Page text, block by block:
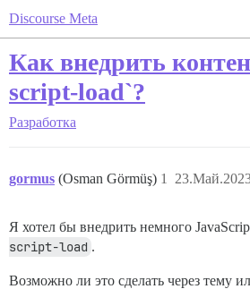
Discourse Meta
Как внедрить
script-load`?
Разработка
gormus (Osman Görmüş) 1
Я хотел бы внедрить немного
script-load .
Возможно ли это сделать через тему